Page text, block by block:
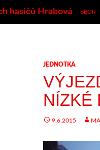
hasičů Hrabová SBOR
JEDNOTKA
NÍZKÉ
9.6.2015